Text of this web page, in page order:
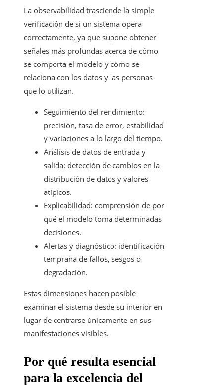
La observabilidad trasciende la simple
verificación de si un sistema opera
correctamente, ya que supone obtener
señales más profundas acerca de cómo
se comporta el modelo y cómo se
relaciona con los datos y las personas
que lo utilizan.
Seguimiento del rendimiento:
precisión, tasa de error, estabilidad
y variaciones a lo largo del tiempo.
Análisis de datos de entrada y
salida: detección de cambios en la
distribución de datos y valores
atípicos.
Explicabilidad: comprensión de por
qué el modelo toma determinadas
decisiones.
Alertas y diagnóstico: identificación
temprana de fallos, sesgos o
degradación.
Estas dimensiones hacen posible
examinar el sistema desde su interior en
lugar de centrarse únicamente en sus
manifestaciones visibles.
Por qué resulta esencial
para la excelencia del